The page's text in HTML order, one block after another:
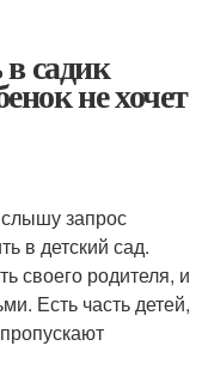
в садик
не хочет
слышу запрос
в детский сад.
своего родителя, и
Есть часть детей,